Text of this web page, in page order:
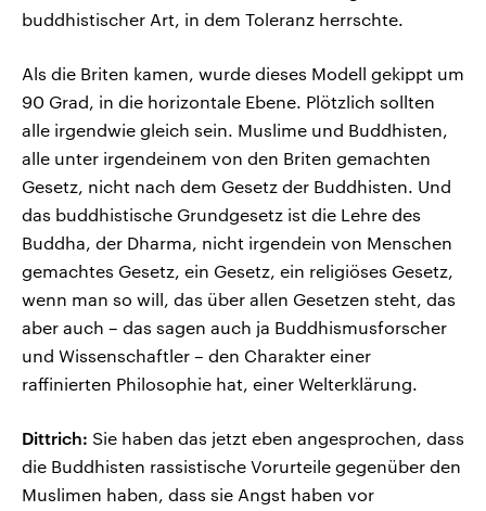
buddhistischer Art, in dem Toleranz herrschte.
Als die Briten kamen, wurde dieses Modell gekippt um
90 Grad, in die horizontale Ebene. Plötzlich sollten
alle irgendwie gleich sein. Muslime und Buddhisten,
alle unter irgendeinem von den Briten gemachten
Gesetz, nicht nach dem Gesetz der Buddhisten. Und
das buddhistische Grundgesetz ist die Lehre des
Buddha, der Dharma, nicht irgendein von Menschen
gemachtes Gesetz, ein Gesetz, ein religiöses Gesetz,
wenn man so will, das über allen Gesetzen steht, das
aber auch – das sagen auch ja Buddhismusforscher
und Wissenschaftler – den Charakter einer
raffinierten Philosophie hat, einer Welterklärung.
Dittrich: Sie haben das jetzt eben angesprochen, dass
die Buddhisten rassistische Vorurteile gegenüber den
Muslimen haben, dass sie Angst haben vor